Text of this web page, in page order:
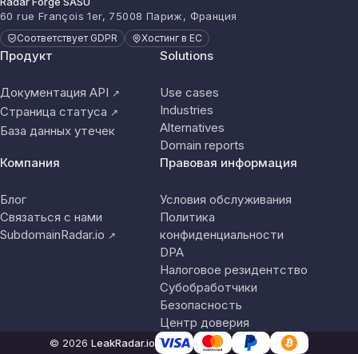
60 rue François 1er, 75008 Париж, Франция
Соответствует GDPR Хостинг в ЕС
Продукт
Документация API ↗
Страница статуса ↗
База данных утечек
Solutions
Use cases
Industries
Alternatives
Domain reports
Компания
Блог
Связаться с нами
SubdomainRadar.io ↗
Правовая информация
Условия обслуживания
Политика
конфиденциальности
DPA
Налоговое резидентство
Субобработчики
Безопасность
Центр доверия
© 2026 LeakRadar.io